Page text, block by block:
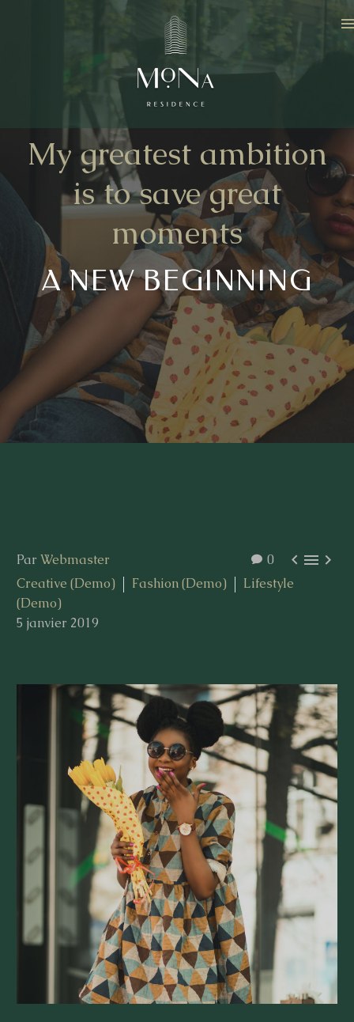
My greatest ambition
is to save great
moments
A NEW BEGINNING
0   
Par Webmaster
Creative (Demo)
Fashion (Demo)
Lifestyle
(Demo)
5 janvier 2019